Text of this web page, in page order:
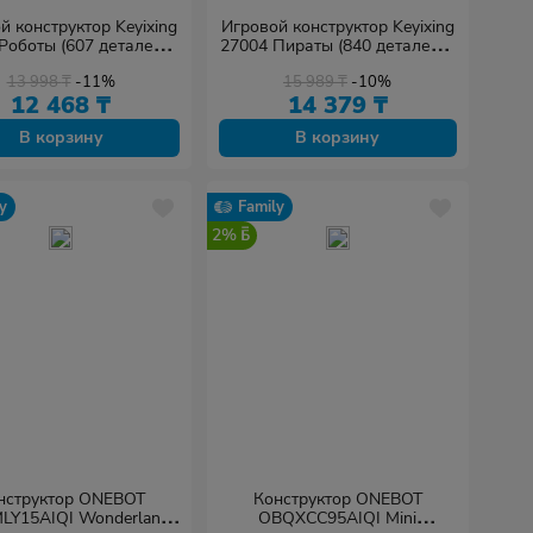
конструктор Keyixing
(607 деталей в
13 998₸ -11%
12 468 ₸
В корзину
Игровой конструктор Keyixing
27004 Пираты (840 деталей в
15 989₸ -10%
14 379 ₸
В корзину
ONEBOT
Wonderland
Family
2%
Конструктор ONEBOT
OBQXCC95AIQI Mini